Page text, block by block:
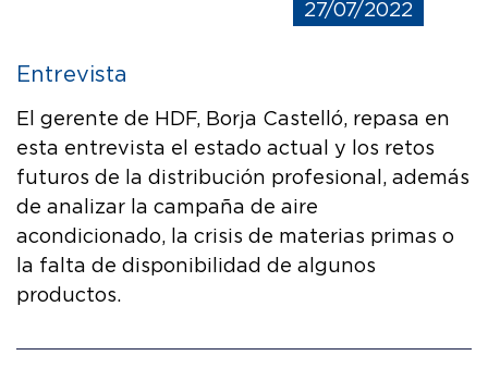
27/07/2022
Entrevista
El gerente de HDF, Borja Castelló, repasa en
esta entrevista el estado actual y los retos
futuros de la distribución profesional, además
de analizar la campaña de aire
acondicionado, la crisis de materias primas o
la falta de disponibilidad de algunos
productos.